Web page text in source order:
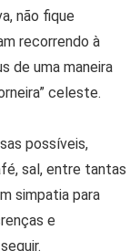
não fique
recorrendo à
de uma maneira
celeste.
possíveis,
sal, entre tantas
simpatia para
e